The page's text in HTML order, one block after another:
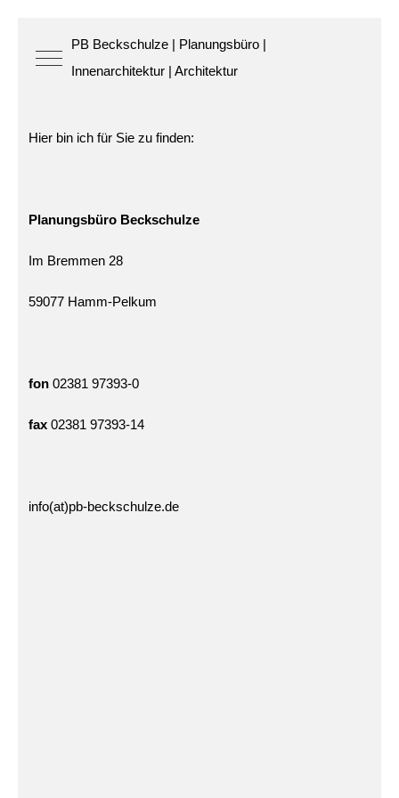
Mobile Menu Toggle
PB Beckschulze | Planungsbüro |
Innenarchitektur | Architektur
Hier bin ich für Sie zu finden:
Planungsbüro Beckschulze
Im Bremmen 28
59077 Hamm-Pelkum
fon 02381 97393-0
fax 02381 97393-14
info(at)pb-beckschulze.de